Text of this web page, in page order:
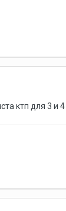
ктп для 3 и